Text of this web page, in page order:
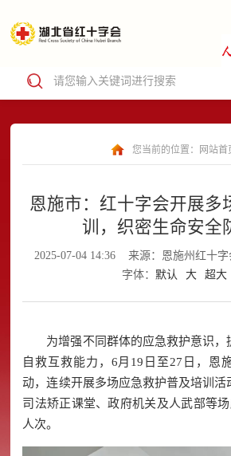
您当前的位置： 网站首
恩施市：红十字会开展多
训，织密生命安全
2025-07-04 14:36 来源：恩施州红十字
字体： 默认 大 超大
为增强不同群体的应急救护意识，
自救互救能力，6月19日至27日，恩
动，连续开展多场应急救护普及培训活
司法矫正课堂、政府机关及人武部等
人次。